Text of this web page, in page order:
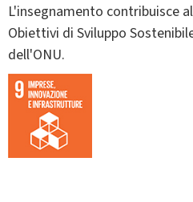
L'insegnamento contribuisce
Obiettivi di Sviluppo
dell'ONU.